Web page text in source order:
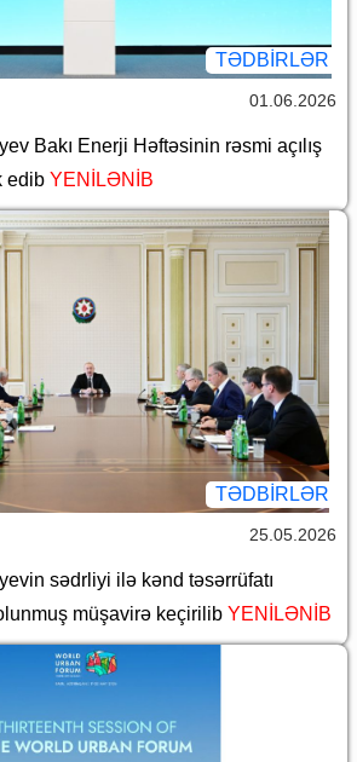
TƏDBIRLƏR
01.06.2026
Bakı Enerji Həftəsinin rəsmi açılış
edib YENİLƏNİB
TƏDBIRLƏR
25.05.2026
sədrliyi ilə kənd təsərrüfatı
müşavirə keçirilib YENİLƏNİB